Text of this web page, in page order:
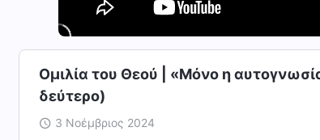
Ομιλία του Θεού | «Μόνο η
δεύτερο)
3 Νοέμβριος 2024